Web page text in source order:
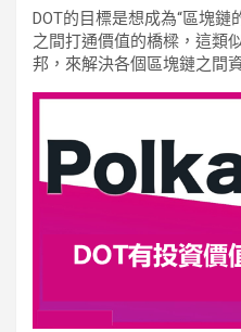
DOT的目標是想成為“區塊鏈
之間打通價值的橋樑，這類
邦，來解決各個區塊鏈之間